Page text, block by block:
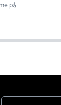
på